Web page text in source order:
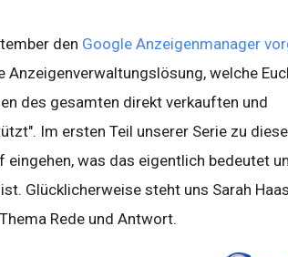
den Google Anzeigenmanager
Anzeigenverwaltungslösung, welche
des gesamten direkt verkauften und
Im ersten Teil unserer Serie zu
was das eigentlich bedeutet
Glücklicherweise steht uns Sarah
Rede und Antwort.